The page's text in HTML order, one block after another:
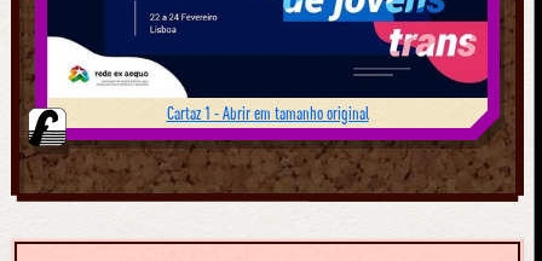
Cartaz 1 - Abrir em tamanho original